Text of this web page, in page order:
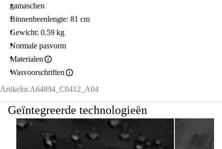
gamaschen
Binnenbeenlengte: 81 cm
Gewicht: 0.59 kg
Normale pasvorm
Materialen
Wasvoorschriften
Artikelnr.A64894_C0412_A04
Geïntegreerde technologieën